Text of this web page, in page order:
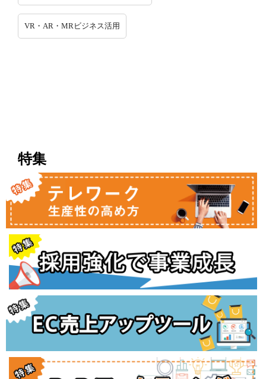
VR・AR・MRビジネス活用
特集